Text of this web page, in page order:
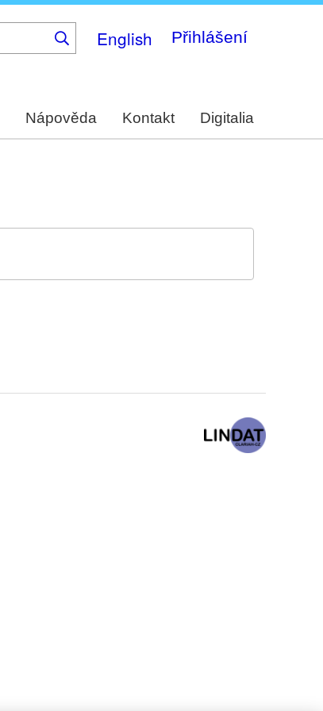
English Přihlášení
Nápověda Kontakt Digitalia